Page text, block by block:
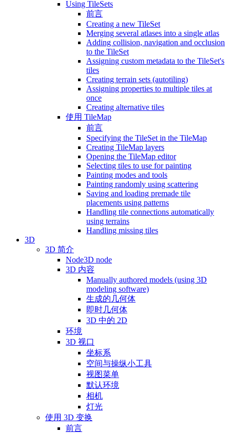
Using TileSets
前言
Creating a new TileSet
Merging several atlases into a single atlas
Adding collision, navigation and occlusion
to the TileSet
Assigning custom metadata to the TileSet's
tiles
Creating terrain sets (autotiling)
Assigning properties to multiple tiles at
once
Creating alternative tiles
使用 TileMap
前言
Specifying the TileSet in the TileMap
Creating TileMap layers
Opening the TileMap editor
Selecting tiles to use for painting
Painting modes and tools
Painting randomly using scattering
Saving and loading premade tile
placements using patterns
Handling tile connections automatically
using terrains
Handling missing tiles
3D
3D 简介
Node3D node
3D 内容
Manually authored models (using 3D
modeling software)
生成的几何体
即时几何体
3D 中的 2D
环境
3D 视口
坐标系
空间与操纵小工具
视图菜单
默认环境
相机
灯光
使用 3D 变换
前言